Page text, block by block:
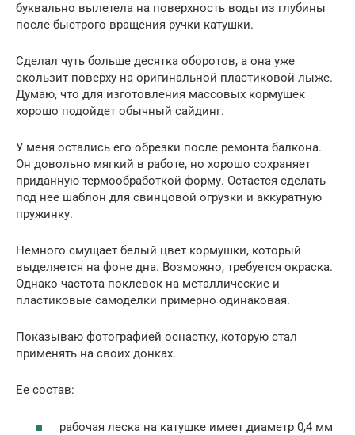
буквально вылетела на поверхность воды из глубины
после быстрого вращения ручки катушки.
Сделал чуть больше десятка оборотов, а она уже
скользит поверху на оригинальной пластиковой лыже.
Думаю, что для изготовления массовых кормушек
хорошо подойдет обычный сайдинг.
У меня остались его обрезки после ремонта балкона.
Он довольно мягкий в работе, но хорошо сохраняет
приданную термообработкой форму. Остается сделать
под нее шаблон для свинцовой огрузки и аккуратную
пружинку.
Немного смущает белый цвет кормушки, который
выделяется на фоне дна. Возможно, требуется окраска.
Однако частота поклевок на металлические и
пластиковые самоделки примерно одинаковая.
Показываю фотографией оснастку, которую стал
применять на своих донках.
Ее состав:
рабочая леска на катушке имеет диаметр 0,4 мм